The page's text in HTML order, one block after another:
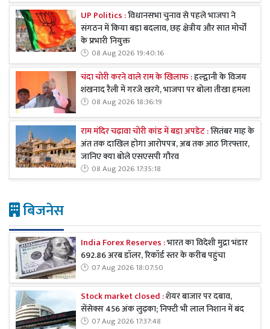
UP Politics :विधानसभा चुनाव से पहले भाजपा ने
संगठन में किया बड़ा बदलाव, छह क्षेत्रीय और सात मोर्चों
के प्रभारी नियुक्त
08 Aug 2026 19:40:16
चंदा चोरी करने वाले राम के खिलाफ :हल्द्वानी के विजय
शंखनाद रैली में गरजे खरगे, भाजपा पर बोला तीखा हमला
08 Aug 2026 18:36:19
राम मंदिर चढ़ावा चोरी कांड में बड़ा अपडेट :सितंबर माह के
अंत तक दाखिल होगा आरोपपत्र, अब तक आठ गिरफ्तार,
जानिए क्या बोले एसएसपी गौरव
08 Aug 2026 17:35:18
बिजनेस
India Forex Reserves :भारत का विदेशी मुद्रा भंडार
692.86 अरब डॉलर, रिकॉर्ड स्तर के करीब पहुंचा
07 Aug 2026 18:07:50
Stock market closed :शेयर बाजार पर दबाव,
सेंसेक्स 456 अंक लुढ़का; निफ्टी भी लाल निशान में बंद
07 Aug 2026 17:37:48